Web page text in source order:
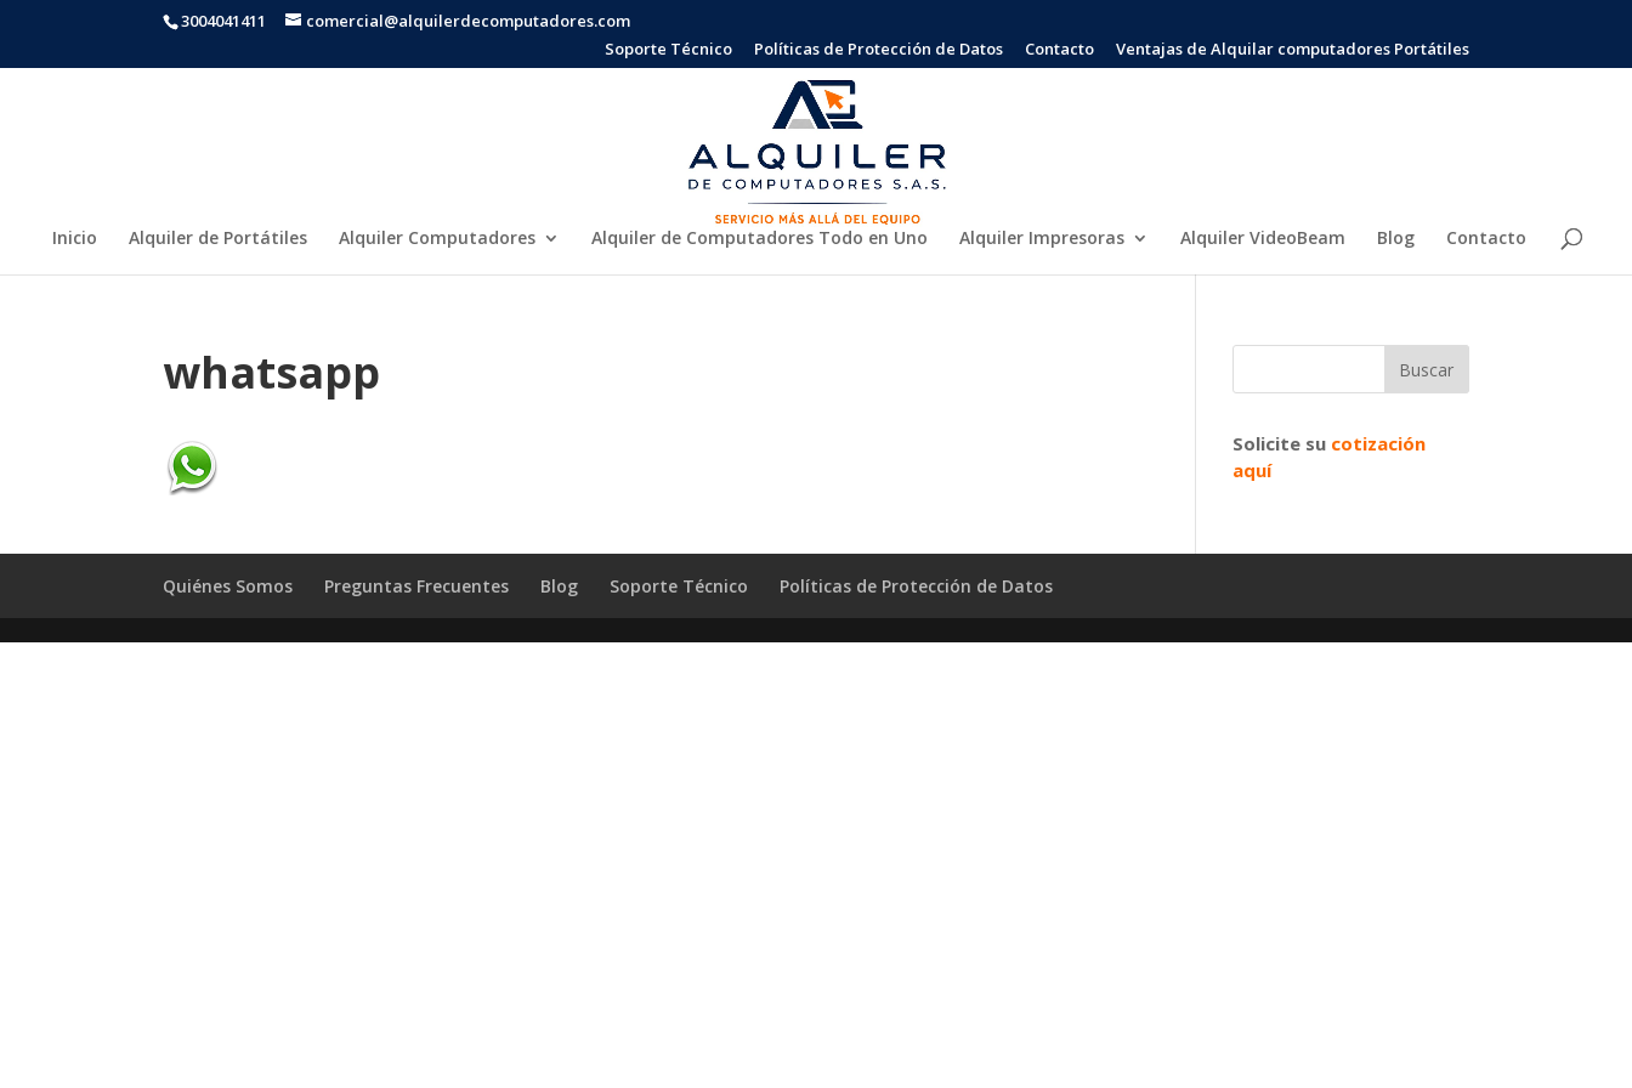
3004041411
comercial@alquilerdecomputadores.com
Soporte Técnico
Políticas de Protección de Datos Contacto Ventajas de Alquilar computadores Portátiles
Inicio Alquiler de Portátiles Alquiler Computadores Alquiler de Computadores Todo en Uno Alquiler Impresoras Alquiler VideoBeam Blog Contacto
whatsapp
Solicite su cotización
aquí
Quiénes Somos Preguntas Frecuentes Blog Soporte Técnico Políticas de Protección de Datos